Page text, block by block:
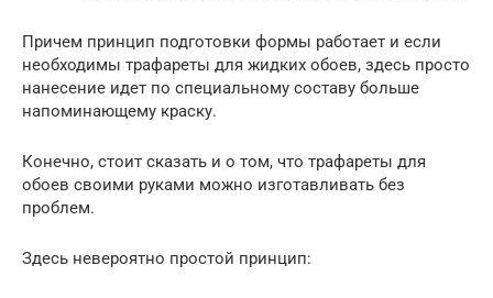
Причем принцип подготовки формы работает и если
необходимы трафареты для жидких обоев, здесь просто
нанесение идет по специальному составу больше
напоминающему краску.
Конечно, стоит сказать и о том, что трафареты для
обоев своими руками можно изготавливать без
проблем.
Здесь невероятно простой принцип: